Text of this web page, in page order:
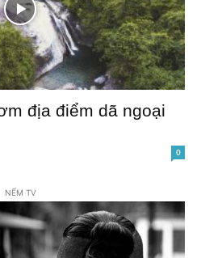
địa điểm dã ngoại
0
NẾM TV